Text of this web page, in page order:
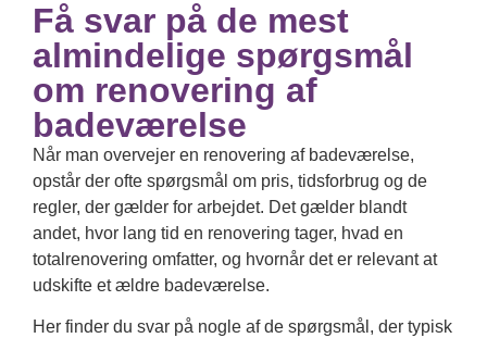
Få svar på de mest
almindelige spørgsmål
om renovering af
badeværelse
Når man overvejer en renovering af badeværelse,
opstår der ofte spørgsmål om pris, tidsforbrug og de
regler, der gælder for arbejdet. Det gælder blandt
andet, hvor lang tid en renovering tager, hvad en
totalrenovering omfatter, og hvornår det er relevant at
udskifte et ældre badeværelse.
Her finder du svar på nogle af de spørgsmål, der typisk